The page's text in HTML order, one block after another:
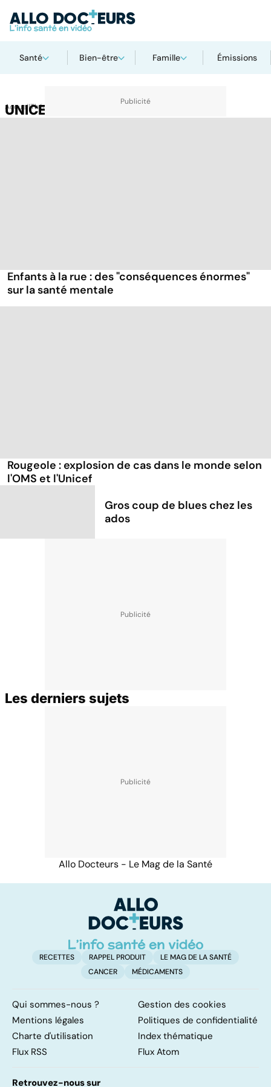
Santé Bien-être Famille Émissions
AccueilThématiques
UNICEF
Enfants à la rue : des "conséquences énormes"
sur la santé mentale
Rougeole : explosion de cas dans le monde selon
l'OMS et l'Unicef
Gros coup de blues chez les
ados
Les derniers sujets
Allo Docteurs - Le Mag de la Santé
RECETTES RAPPEL PRODUIT
LE MAG DE LA SANTÉ
CANCER
MÉDICAMENTS
Qui sommes-nous ?
Gestion des cookies
Mentions légales
Politiques de confidentialité
Charte d'utilisation
Index thématique
Flux RSS
Flux Atom
Retrouvez-nous sur